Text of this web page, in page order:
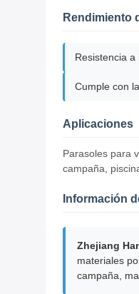
Rendimiento
Resistencia a
Cumple con
Aplicaciones
Parasoles para
campaña,
Información
Zhejiang
materiales
campaña,